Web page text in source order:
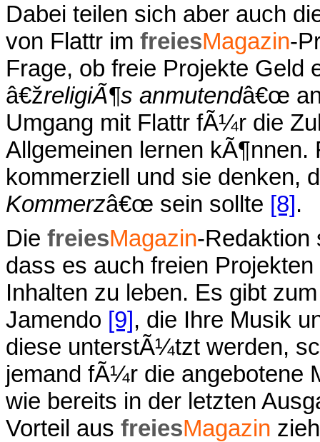
Dabei teilen sich aber auch
von Flattr im freiesMagazin-
Frage, ob freie Projekte
â€žreligiÃ¶s anmutendâ€œ
Umgang mit Flattr fÃ¼r die
Allgemeinen lernen
kommerziell und sie denken,
Kommerzâ€œ sein sollte [8].
Die freiesMagazin-Redaktion
dass es auch freien
Inhalten zu leben. Es gibt
Jamendo [9], die Ihre Musik
diese unterstÃ¼tzt werden,
jemand fÃ¼r die angebotene
wie bereits in der letzten
Vorteil aus freiesMagazin